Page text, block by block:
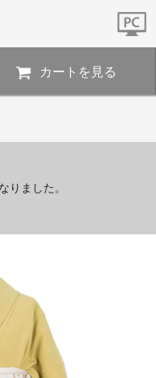
カートを見る
りました。